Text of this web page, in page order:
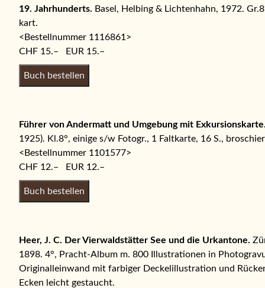
19. Jahrhunderts. Basel, Helbing & Lichtenhahn, 1972.
kart.
<Bestellnummer 1116861>
CHF 15.– EUR 15.–
Führer von Andermatt und Umgebung mit
1925). Kl.8°, einige s/w Fotogr., 1 Faltkarte, 16 S.,
<Bestellnummer 1101577>
CHF 12.– EUR 12.–
Heer, J. C. Der Vierwaldstätter See und die Urkantone.
1898. 4°, Pracht-Album m. 800 Illustrationen in
Originalleinwand mit farbiger Deckelillustration und
Ecken leicht gestaucht.